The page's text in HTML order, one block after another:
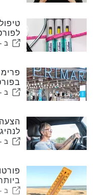
ב
ב
ב
ב